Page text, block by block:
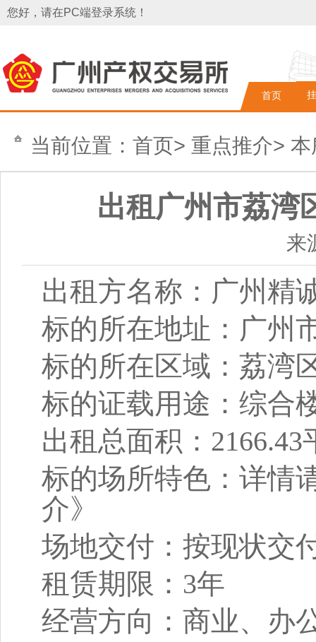
您好，请在PC端登录系统！
首页
当前位置： 首页> 重点推介> 本
出租广州市荔湾
来
出租方名称： 广州精
标的所在地址： 广州
标的所在区域： 荔湾
标的证载用途： 综合
出租总面积： 2166.43
标的场所特色： 详情
介》
场地交付： 按现状交
租赁期限： 3年
经营方向： 商业、办